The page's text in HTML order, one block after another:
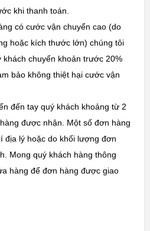
khi thanh toán.
có cước vận chuyển cao (do
hoặc kích thước lớn) chúng tôi
khách chuyển khoản trước 20%
bảo không thiệt hại cước vận
đến tay quý khách khoảng từ 2
được nhận. Một số đơn hàng
địa lý hoặc do khối lượng đơn
Mong quý khách hàng thông
hàng để đơn hàng được giao